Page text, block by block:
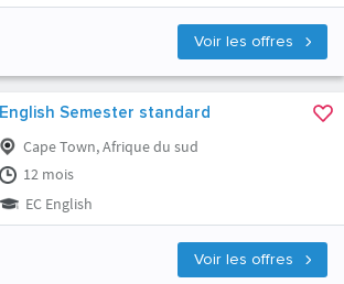
Voir les offres
English Semester standard
Cape Town, Afrique du sud
12 mois
EC English
Voir les offres